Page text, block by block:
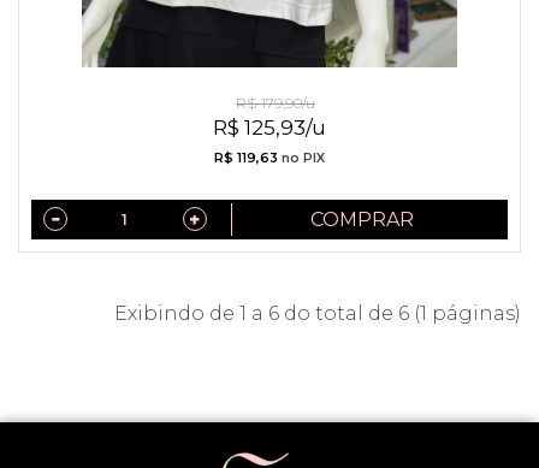
R$ 125,93/u
R$ 179,90/u
R$ 119,63 no PIX
COMPRAR
Exibindo de 1 a 6 do total de 6 (1 páginas)